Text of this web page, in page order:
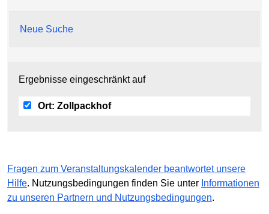
Neue Suche
Ergebnisse eingeschränkt auf
Ort: Zollpackhof
Fragen zum Veranstaltungskalender beantwortet unsere
Hilfe. Nutzungsbedingungen finden Sie unter Informationen
zu unseren Partnern und Nutzungsbedingungen.